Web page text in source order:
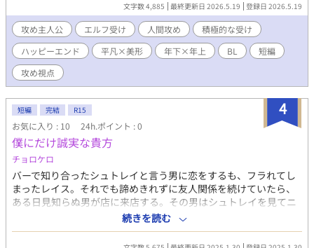
遭います。どちらかというとそちらの方がインパクトが強いの
で、心に残ってしまうかもしれません。最終的にはハッピーエン
ドではありますが、話の冒頭に注釈を付けますのでご自衛お願い
します。 内容はフィクションです。現実世界での人身売買には頑
固として反対致します。 誤字脱字のご連絡、文章の書き方のご指
導、ご添削など全て大歓迎です。 メインカプタグ：体格差/シリア
ス/金融/戦争勃発/相思相愛/ハッピーエンド/ お清めセッ/わからセ
ッ/寝バック/発情期/すれ違い/健気/前科/妊娠/出産/奴隷/ヘタレ攻
め/隠れドS攻め/ラブコメ/積極的な受け/当て馬/攻めフェ/攻め視
点/オメガバ独自設定 受け陵辱タブ: 身売り/輪姦/媚薬/調教/緊縛/
ＳＭ/視姦/玩具/モブレ/強姦/飲尿/変態爺 脇役タグ: 強制番解除/オ
ジxオジ/執着/エネマグラ/淫乱堕ち/心が壊れる/執愛/集団レイ
プ/NTR/モブレ/鬼畜/自殺未遂/運命の番 表紙phy様
文字数 4,885 最終更新日 2026.5.19 登録日 2026.5.19
攻め主人公 エルフ受け 人間攻め
積極的な受け
ハッピーエンド
平凡×美形 年下×年上 BL
短編
攻め視点
4
短編 完結 R15
お気に入り : 10 24h.ポイント : 0
僕にだけ誠実な貴方
チョロケロ
バーで知り合ったシュトレイと言う男に恋をするも、フラれてし
まったレイス。それでも諦めきれずに友人関係を続けていたら、
ある日見知らぬ男が店に来店する。その男はシュトレイを見てニ
ヤニヤ笑いを浮かべたあと、シュトレイの正体を暴露するのであ
った。 エロがかなり薄いです。 ムーンライトノベルズ様でも投稿
しています。 宜しくお願いします。
続きを読む